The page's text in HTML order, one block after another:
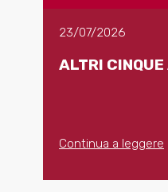
23/07/2026
ALTRI
Continua a leggere